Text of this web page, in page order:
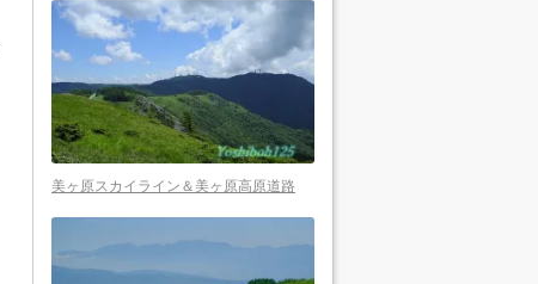
美ヶ原スカイライン＆美ヶ原高原道路